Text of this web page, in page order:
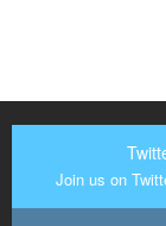
Join us on